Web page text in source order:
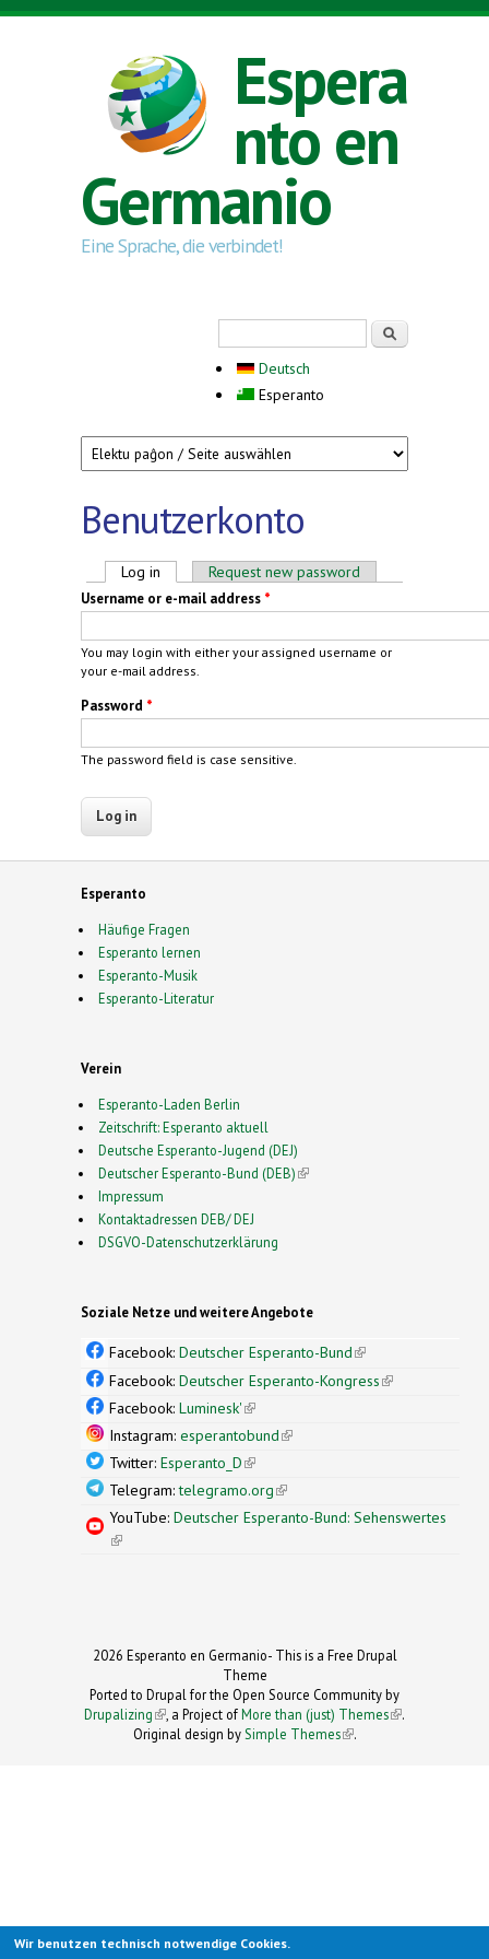
Skip to main content
Espera
nto en
Germanio
Eine Sprache, die verbindet!
Deutsch
Esperanto
Benutzerkonto
Primary tabs
Log in (active tab)Request new password
Username or e-mail address *
You may login with either your assigned username or
your e-mail address.
Password *
The password field is case sensitive.
Esperanto
Häufige Fragen
Esperanto lernen
Esperanto-Musik
Esperanto-Literatur
Verein
Esperanto-Laden Berlin
Zeitschrift: Esperanto aktuell
Deutsche Esperanto-Jugend (DEJ)
Deutscher Esperanto-Bund (DEB)(link is external)
Impressum
Kontaktadressen DEB/ DEJ
DSGVO-Datenschutzerklärung
Soziale Netze und weitere Angebote
Facebook: Deutscher Esperanto-Bund(link is
external)
Facebook: Deutscher Esperanto-Kongress(link is
Facebook: Luminesk'(link is external)
Instagram: esperantobund(link is external)
Twitter: Esperanto_D(link is external)
Telegram:telegramo.org(link is external)
YouTube: Deutscher Esperanto-Bund: Sehenswertes
(link is external)
2026 Esperanto en Germanio- This is a Free Drupal
Theme
Ported to Drupal for the Open Source Community by
Drupalizing(link is external)
, a Project ofMore than (just) Themes (link is
.
Original design by Simple Themes
(link is
.
Wir benutzen technisch notwendige Cookies.